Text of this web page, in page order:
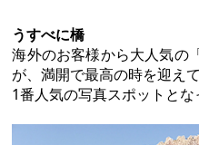
うすべに橋
海外のお客様から大人気の
が、満開で最高の時を迎えて
1番人気の写真スポットとな